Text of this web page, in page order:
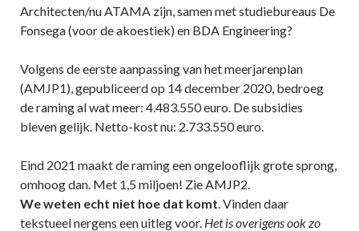
Architecten/nu ATAMA zijn, samen met studiebureaus De
Fonsega (voor de akoestiek) en BDA Engineering?
Volgens de eerste aanpassing van het meerjarenplan
(AMJP1), gepubliceerd op 14 december 2020, bedroeg
de raming al wat meer: 4.483.550 euro. De subsidies
bleven gelijk. Netto-kost nu: 2.733.550 euro.
Eind 2021 maakt de raming een ongelooflijk grote sprong,
omhoog dan. Met 1,5 miljoen! Zie AMJP2.
We weten echt niet hoe dat komt. Vinden daar
tekstueel nergens een uitleg voor. Het is overigens ook zo